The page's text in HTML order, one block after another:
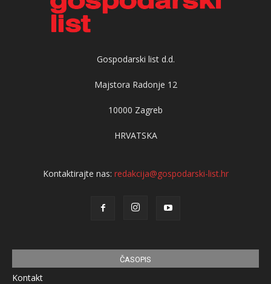
Gospodarski list d.d.
Majstora Radonje 12
10000 Zagreb
HRVATSKA
Kontaktirajte nas: redakcija@gospodarski-list.hr
ČASOPIS
Kontakt